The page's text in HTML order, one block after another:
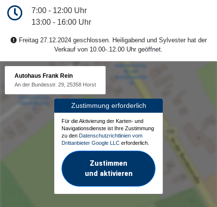
7:00 - 12:00 Uhr
13:00 - 16:00 Uhr
Freitag 27.12.2024 geschlossen. Heiligabend und Sylvester hat der
Verkauf von 10.00-.12.00 Uhr geöffnet.
Autohaus Frank Rein
An der Bundesstr. 29, 25358 Horst
Zustimmung erforderlich
Für die Aktivierung der Karten- und
Navigationsdienste ist Ihre Zustimmung
zu den Datenschutzrichtlinien vom
Drittanbieter Google LLC erforderlich.
Zustimmen
und aktivieren